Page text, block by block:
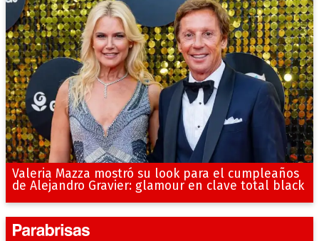
Valeria Mazza mostró su look para el cumpleaños
de Alejandro Gravier: glamour en clave total black